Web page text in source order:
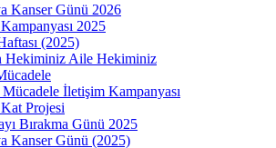
Kanser Günü 2026
2025
(2025)
Hekiminiz Aile Hekiminiz
İletişim Kampanyası
Projesi
Bırakma Günü 2025
Kanser Günü (2025)